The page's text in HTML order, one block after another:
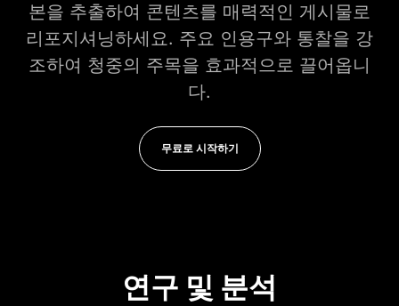
본을 추출하여 콘텐츠를 매력적인 게시물로
리포지셔닝하세요. 주요 인용구와 통찰을 강
조하여 청중의 주목을 효과적으로 끌어옵니
다.
무료로 시작하기
연구 및 분석